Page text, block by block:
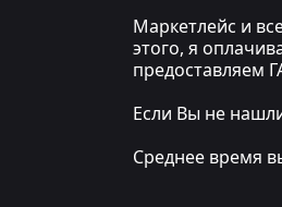
Маркетлейс и
этого, я
предоставляем
Если Вы не
Среднее время